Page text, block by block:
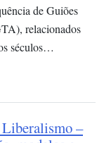
de Guiões
relacionados
séculos…
–